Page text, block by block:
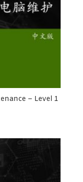
– Level 1